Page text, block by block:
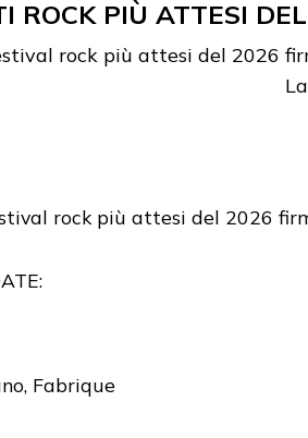
ROCK PIÙ ATTESI
rock più attesi del 2026
rock più attesi del 2026
Fabrique